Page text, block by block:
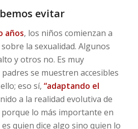
evitar
años, los niños comienzan a
la sexualidad. Algunos
y otros no. Es muy
se muestren accesibles
eso sí, “adaptando el
a la realidad evolutiva de
lo más importante en
quien dice algo sino quien lo